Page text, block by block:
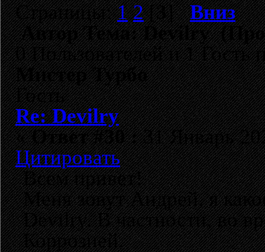
Страницы:1 2[3]Вниз
АвторТема: Devilry
0 Пользователей и 1 Гость
Мистер Турбо
Гость
Re: Devilry
«Ответ #30 :31 Январь
Цитировать
Всем привет!
Меня зовут Андрей, я
Devilry. В частности, во
Коррозией.